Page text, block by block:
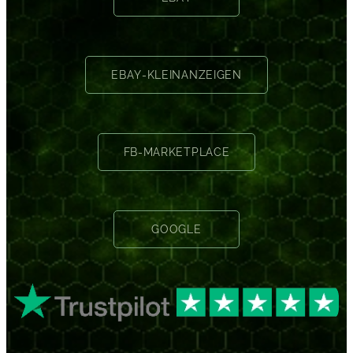
EBAY-KLEINANZEIGEN
FB-MARKETPLACE
GOOGLE